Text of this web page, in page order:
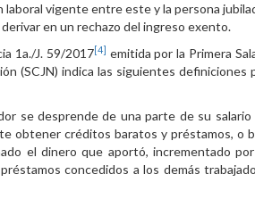
laboral vigente entre este y la persona
en un rechazo del ingreso exento.
1a./J. 59/2017[4] emitida por la Primera
(SCJN) indica las siguientes definiciones
se desprende de una parte de su salario
obtener créditos baratos y préstamos, o
el dinero que aportó, incrementado
concedidos a los demás